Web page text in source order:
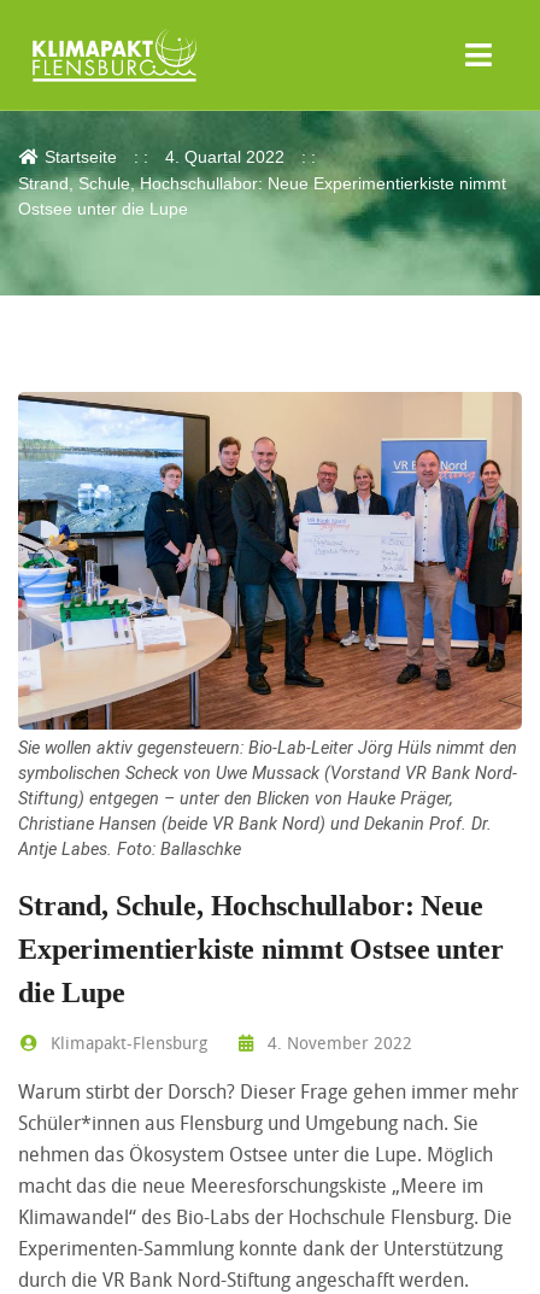
Aktuelles
Startseite
4. Quartal 2022
Strand, Schule, Hochschullabor: Neue Experimentierkiste nimmt
Ostsee unter die Lupe
Sie wollen aktiv gegensteuern: Bio-Lab-Leiter Jörg Hüls nimmt den
symbolischen Scheck von Uwe Mussack (Vorstand VR Bank Nord-
Stiftung) entgegen – unter den Blicken von Hauke Präger,
Christiane Hansen (beide VR Bank Nord) und Dekanin Prof. Dr.
Antje Labes. Foto: Ballaschke
Strand, Schule, Hochschullabor: Neue
Experimentierkiste nimmt Ostsee unter
die Lupe
Klimapakt-Flensburg 4. November 2022
Warum stirbt der Dorsch? Dieser Frage gehen immer mehr
Schüler*innen aus Flensburg und Umgebung nach. Sie
nehmen das Ökosystem Ostsee unter die Lupe. Möglich
macht das die neue Meeresforschungskiste „Meere im
Klimawandel“ des Bio-Labs der Hochschule Flensburg. Die
Experimenten-Sammlung konnte dank der Unterstützung
durch die VR Bank Nord-Stiftung angeschafft werden.